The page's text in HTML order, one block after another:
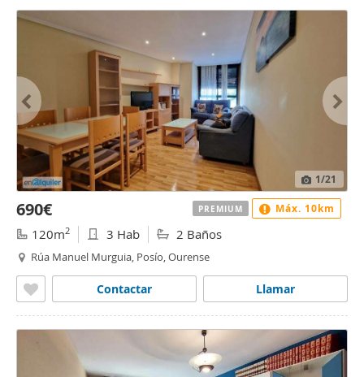
1/21
690€
120m2 3 Hab 2 Baños
Rúa Manuel Murguia, Posío, Ourense
Llamar
Contactar
PREMIUM Máx. 10km